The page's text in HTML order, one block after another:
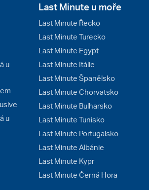
dějin vůbec.
u
u
Last Minute u moře
Last Minute Řecko
Last Minute Turecko
Last Minute Egypt
Last Minute Itálie
Last Minute Španělsko
Last Minute Chorvatsko
Last Minute Bulharsko
Last Minute Tunisko
Last Minute Portugalsko
Last Minute Albánie
Last Minute Kypr
Last Minute Černá Hora